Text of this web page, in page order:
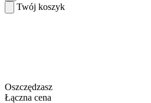
Twój koszyk
Oszczędzasz
Łączna cena